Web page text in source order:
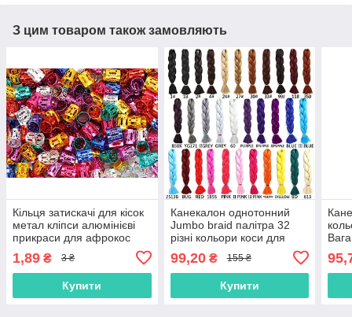
З цим товаром також замовляють
Кільця затискачі для кісок
метал кліпси алюмінієві
прикраси для афрокос
зачісок дред
1,89 ₴ 3 ₴
Купити
Канекалон однотонний
Jumbo braid палітра 32
різні кольори коси для
термостійкий афро кіски
99,20₴ 155 ₴
Купити